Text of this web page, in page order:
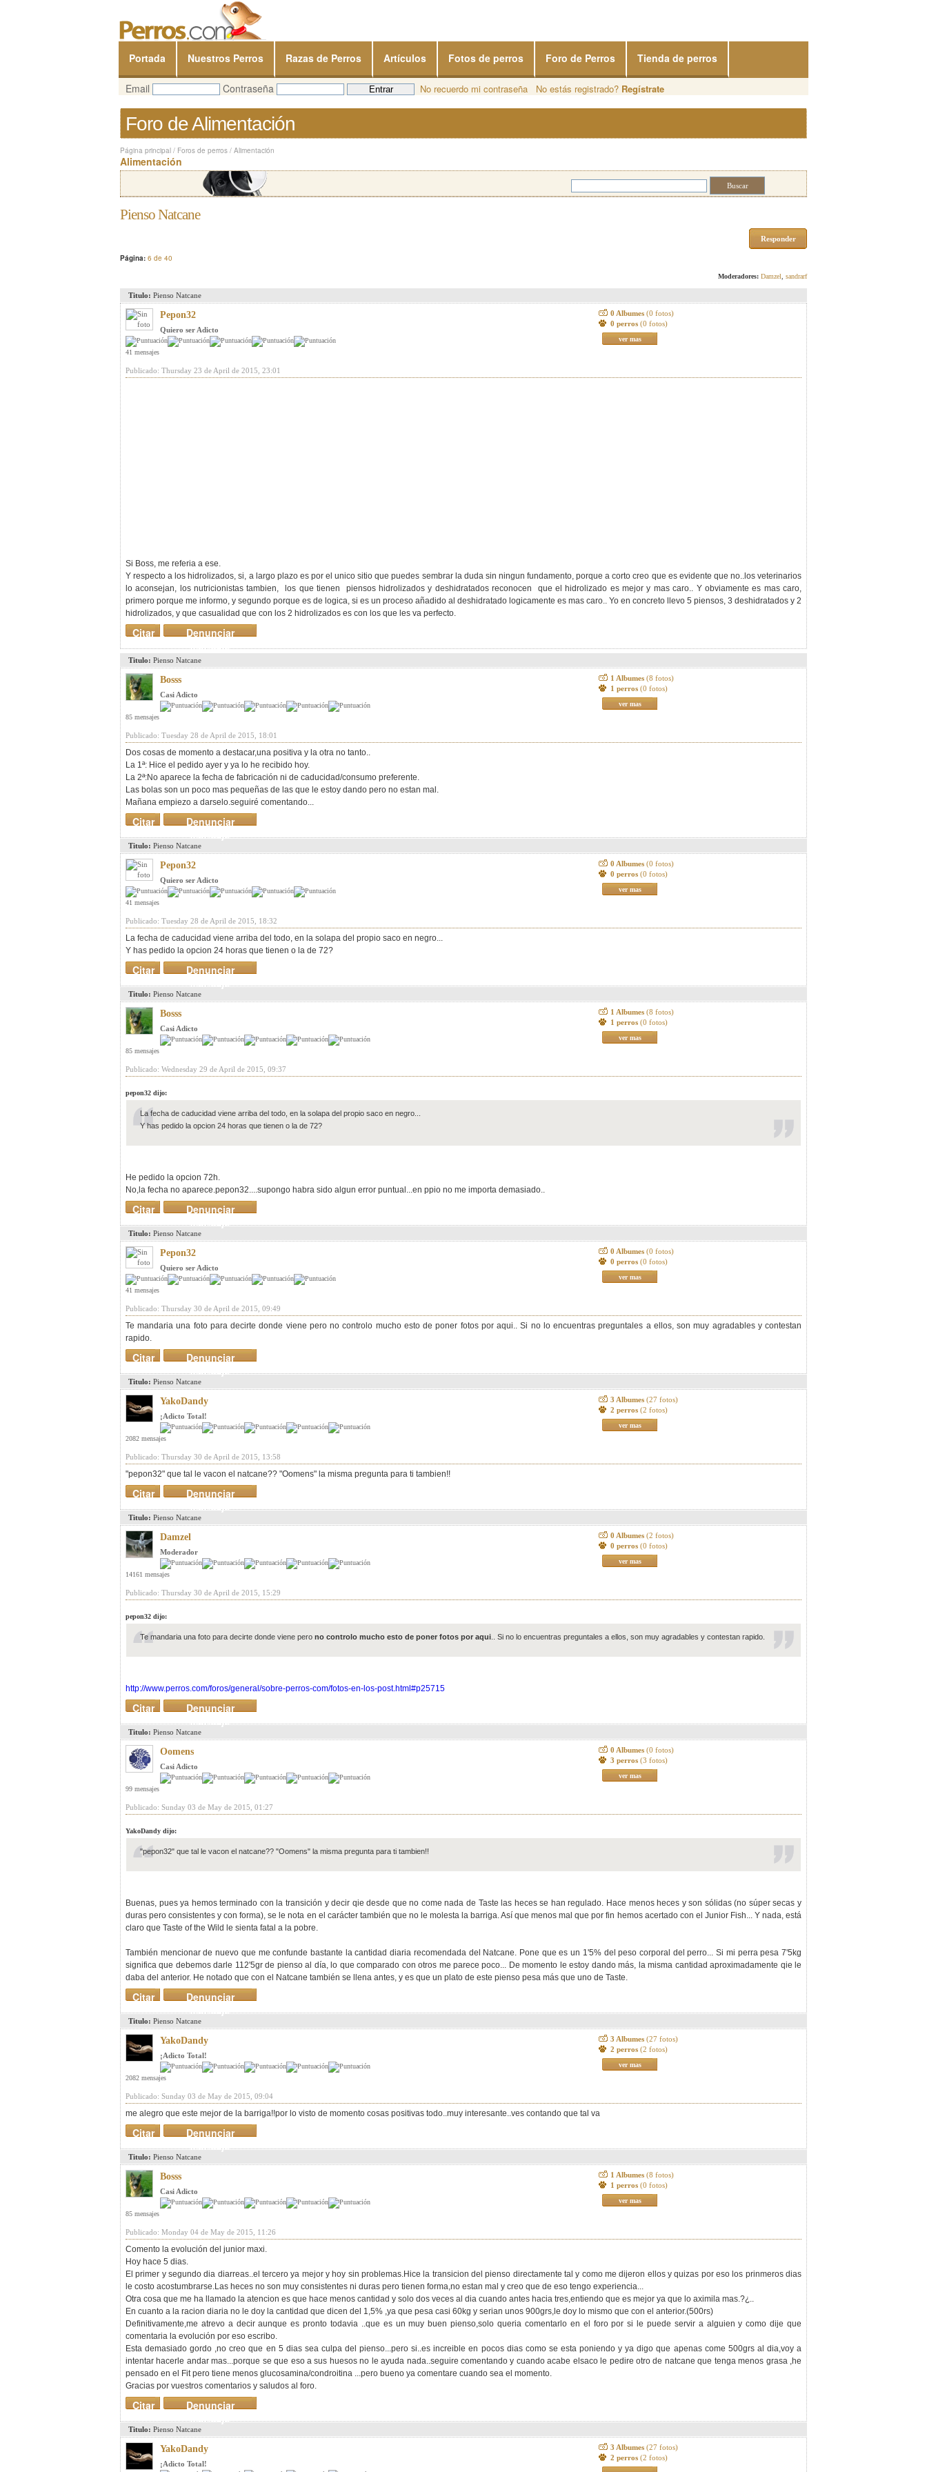
Portada Nuestros Perros Razas de Perros Artículos Fotos de perros Foro de Perros Tienda de perros
Email Contraseña No recuerdo mi contraseña No estás registrado? Regístrate
Foro de Alimentación
Página principal / Foros de perros / Alimentación
Alimentación
Pienso Natcane
Responder
Página: 6 de 40
Moderadores: Damzel sandrarf
Titulo: Pienso Natcane
Pepon32
Quiero ser Adicto
41 mensajes
0 Albumes (0 fotos)
0 perros (0 fotos)
ver mas
Publicado: Thursday 23 de April de 2015, 23:01
Si Boss, me referia a ese.
Y respecto a los hidrolizados, si, a largo plazo es por el unico sitio que puedes sembrar la duda sin ningun fundamento, porque a corto creo que es evidente que no..los veterinarios
lo aconsejan, los nutricionistas tambien, los que tienen piensos hidrolizados y deshidratados reconocen que el hidrolizado es mejor y mas caro.. Y obviamente es mas caro,
primero porque me informo, y segundo porque es de logica, si es un proceso añadido al deshidratado logicamente es mas caro.. Yo en concreto llevo 5 piensos, 3 deshidratados y 2
hidrolizados, y que casualidad que con los 2 hidrolizados es con los que les va perfecto.
Denunciar
mensaje
Citar
Titulo: Pienso Natcane
Bosss
Casi Adicto
85 mensajes
1 Albumes (8 fotos)
1 perros (0 fotos)
ver mas
Publicado: Tuesday 28 de April de 2015, 18:01
Dos cosas de momento a destacar,una positiva y la otra no tanto..
La 1ª: Hice el pedido ayer y ya lo he recibido hoy.
La 2ª:No aparece la fecha de fabricación ni de caducidad/consumo preferente.
Las bolas son un poco mas pequeñas de las que le estoy dando pero no estan mal.
Mañana empiezo a darselo.seguiré comentando...
Denunciar
mensaje
Citar
Titulo: Pienso Natcane
Pepon32
Quiero ser Adicto
41 mensajes
0 Albumes (0 fotos)
0 perros (0 fotos)
ver mas
Publicado: Tuesday 28 de April de 2015, 18:32
La fecha de caducidad viene arriba del todo, en la solapa del propio saco en negro...
Y has pedido la opcion 24 horas que tienen o la de 72?
Denunciar
mensaje
Citar
Titulo: Pienso Natcane
Bosss
Casi Adicto
85 mensajes
1 Albumes (8 fotos)
1 perros (0 fotos)
ver mas
Publicado: Wednesday 29 de April de 2015, 09:37
pepon32 dijo:
La fecha de caducidad viene arriba del todo, en la solapa del propio saco en negro...
Y has pedido la opcion 24 horas que tienen o la de 72?
He pedido la opcion 72h.
No,la fecha no aparece.pepon32....supongo habra sido algun error puntual...en ppio no me importa demasiado..
Denunciar
mensaje
Citar
Titulo: Pienso Natcane
Pepon32
Quiero ser Adicto
41 mensajes
0 Albumes (0 fotos)
0 perros (0 fotos)
ver mas
Publicado: Thursday 30 de April de 2015, 09:49
Te mandaria una foto para decirte donde viene pero no controlo mucho esto de poner fotos por aqui.. Si no lo encuentras preguntales a ellos, son muy agradables y contestan
rapido.
Denunciar
mensaje
Citar
Titulo: Pienso Natcane
YakoDandy
¡Adicto Total!
2082 mensajes
3 Albumes (27 fotos)
2 perros (2 fotos)
ver mas
Publicado: Thursday 30 de April de 2015, 13:58
"pepon32" que tal le vacon el natcane?? "Oomens" la misma pregunta para ti tambien!!
Denunciar
mensaje
Citar
Titulo: Pienso Natcane
Damzel
Moderador
14161 mensajes
0 Albumes (2 fotos)
0 perros (0 fotos)
ver mas
Publicado: Thursday 30 de April de 2015, 15:29
pepon32 dijo:
Te mandaria una foto para decirte donde viene pero no controlo mucho esto de poner fotos por aqui .. Si no lo encuentras preguntales a ellos, son muy agradables y contestan rapido.
http://www.perros.com/foros/general/sobre-perros-com/fotos-en-los-post.html#p25715
Denunciar
mensaje
Citar
Titulo: Pienso Natcane
Oomens
Casi Adicto
99 mensajes
0 Albumes (0 fotos)
3 perros (3 fotos)
ver mas
Publicado: Sunday 03 de May de 2015, 01:27
YakoDandy dijo:
"pepon32" que tal le vacon el natcane?? "Oomens" la misma pregunta para ti tambien!!
Buenas, pues ya hemos terminado con la transición y decir qie desde que no come nada de Taste las heces se han regulado. Hace menos heces y son sólidas (no súper secas y
duras pero consistentes y con forma), se le nota en el carácter también que no le molesta la barriga. Así que menos mal que por fin hemos acertado con el Junior Fish... Y nada, está
claro que Taste of the Wild le sienta fatal a la pobre.
También mencionar de nuevo que me confunde bastante la cantidad diaria recomendada del Natcane. Pone que es un 1'5% del peso corporal del perro... Si mi perra pesa 7'5kg
significa que debemos darle 112'5gr de pienso al día, lo que comparado con otros me parece poco... De momento le estoy dando más, la misma cantidad aproximadamente qie le
daba del anterior. He notado que con el Natcane también se llena antes, y es que un plato de este pienso pesa más que uno de Taste.
Denunciar
mensaje
Citar
Titulo: Pienso Natcane
YakoDandy
¡Adicto Total!
2082 mensajes
3 Albumes (27 fotos)
2 perros (2 fotos)
ver mas
Publicado: Sunday 03 de May de 2015, 09:04
me alegro que este mejor de la barriga!!por lo visto de momento cosas positivas todo..muy interesante..ves contando que tal va
Denunciar
mensaje
Citar
Titulo: Pienso Natcane
Bosss
Casi Adicto
85 mensajes
1 Albumes (8 fotos)
1 perros (0 fotos)
ver mas
Publicado: Monday 04 de May de 2015, 11:26
Comento la evolución del junior maxi.
Hoy hace 5 dias.
El primer y segundo dia diarreas..el tercero ya mejor y hoy sin problemas.Hice la transicion del pienso directamente tal y como me dijeron ellos y quizas por eso los prinmeros dias
le costo acostumbrarse.Las heces no son muy consistentes ni duras pero tienen forma,no estan mal y creo que de eso tengo experiencia...
Otra cosa que me ha llamado la atencion es que hace menos cantidad y solo dos veces al dia cuando antes hacia tres,entiendo que es mejor ya que lo aximila mas.?¿..
En cuanto a la racion diaria no le doy la cantidad que dicen del 1,5% ,ya que pesa casi 60kg y serian unos 900grs,le doy lo mismo que con el anterior.(500rs)
Definitivamente,me atrevo a decir aunque es pronto todavia ..que es un muy buen pienso,solo queria comentarlo en el foro por si le puede servir a alguien y como dije que
comentaria la evolución por eso escribo.
Esta demasiado gordo ,no creo que en 5 dias sea culpa del pienso...pero si..es increible en pocos dias como se esta poniendo y ya digo que apenas come 500grs al dia,voy a
intentar hacerle andar mas...porque se que eso a sus huesos no le ayuda nada..seguire comentando y cuando acabe elsaco le pedire otro de natcane que tenga menos grasa ,he
pensado en el Fit pero tiene menos glucosamina/condroitina ...pero bueno ya comentare cuando sea el momento.
Gracias por vuestros comentarios y saludos al foro.
Denunciar
mensaje
Citar
Titulo: Pienso Natcane
YakoDandy
¡Adicto Total!
3 Albumes (27 fotos)
2 perros (2 fotos)